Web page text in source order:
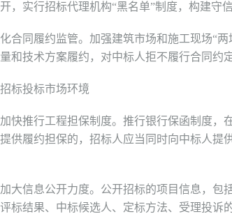
，实行招标代理机构“黑名单”制度，构建守
同履约监管。加强建筑市场和施工现场“两
和技术方案履约，对中标人拒不履行合同约
投标市场环境
推行工程担保制度。推行银行保函制度，
供履约担保的，招标人应当同时向中标人
信息公开力度。公开招标的项目信息，包
标结果、中标候选人、定标方法、受理投